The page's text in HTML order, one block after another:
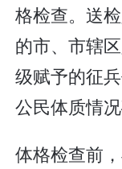
格检查。送
的市、市辖
级赋予的征
公民体质情况
体格检查前